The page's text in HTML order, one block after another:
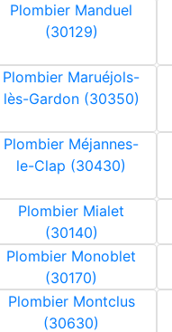
Plombier Manduel
(30129)
Plombier Maruéjols-
lès-Gardon (30350)
Plombier Méjannes-
le-Clap (30430)
Plombier Mialet
(30140)
Plombier Monoblet
(30170)
Plombier Montclus
(30630)